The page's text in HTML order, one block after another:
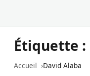
Étiquette :
Accueil David Alaba